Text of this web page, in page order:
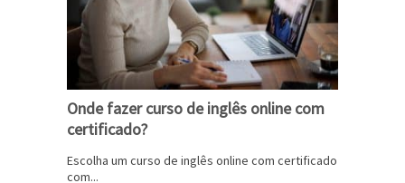
Onde fazer curso de inglês online com
certificado?
Escolha um curso de inglês online com certificado
com...